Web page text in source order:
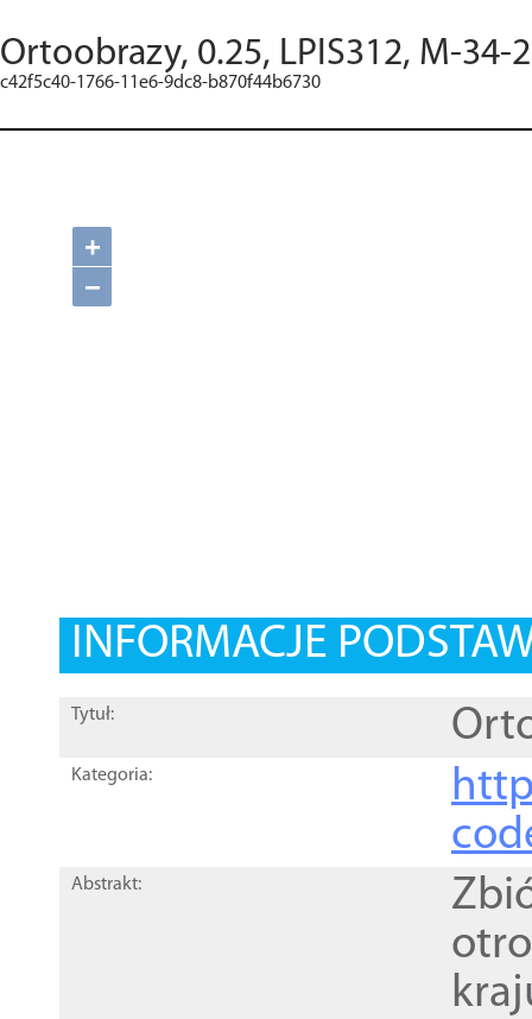
Ortoobrazy, 0.25, LPIS312, M-34-
c42f5c40-1766-11e6-9dc8-b870f44b6730
+
−
INFORMACJE
Tytuł:
Kategoria:
Abstrakt: